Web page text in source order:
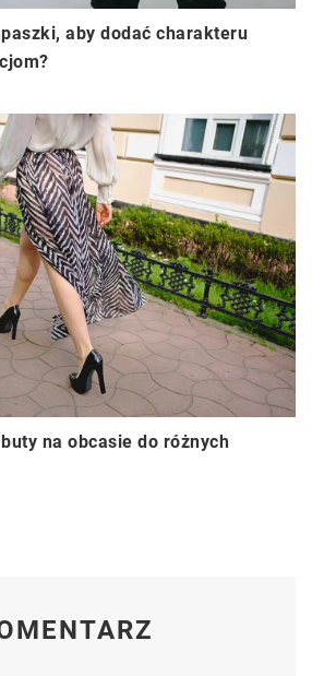
aby dodać charakteru
na obcasie do różnych